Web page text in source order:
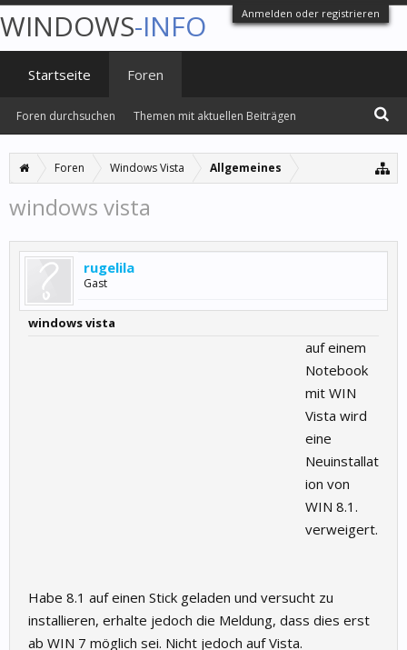
Anmelden oder registrieren
Foren Windows Vista Allgemeines
windows vista
rugelila
Gast
windows vista
auf einem
Notebook
mit WIN
Vista wird
eine
Neuinstallat
ion von
WIN 8.1.
verweigert.
Habe 8.1 auf einen Stick geladen und versucht zu
installieren, erhalte jedoch die Meldung, dass dies erst
ab WIN 7 möglich sei. Nicht jedoch auf Vista.
WINDOWS-INFO
Startseite Foren
Foren durchsuchen Themen mit aktuellen Beiträgen